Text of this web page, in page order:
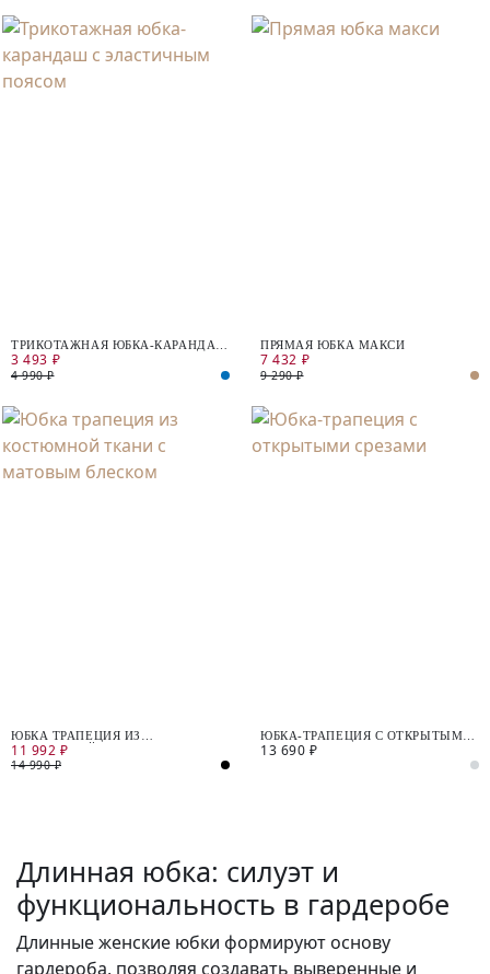
ТРИКОТАЖНАЯ ЮБКА-КАРАНДАШ
С ЭЛАСТИЧНЫМ ПОЯСОМ
3 493 ₽
4 990 ₽
ПРЯМАЯ ЮБКА МАКСИ
7 432 ₽
9 290 ₽
ЮБКА ТРАПЕЦИЯ ИЗ
КОСТЮМНОЙ ТКАНИ С
МАТОВЫМ БЛЕСКОМ
11 992 ₽
14 990 ₽
ЮБКА-ТРАПЕЦИЯ С ОТКРЫТЫМИ
СРЕЗАМИ
13 690 ₽
Длинная юбка: силуэт и
функциональность в гардеробе
Длинные женские юбки формируют основу
гардероба, позволяя создавать выверенные и